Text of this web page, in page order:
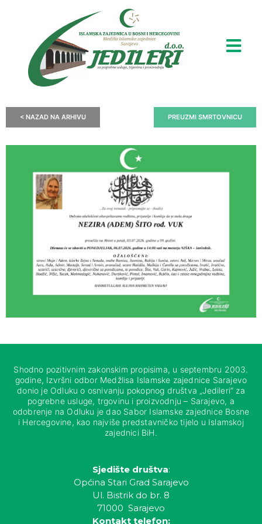
< NAZAD NA ARHIVU PREUZMI SMRTOVNICU
Shodno pozitivnim zakonskim propisima, u septembru 2003.
godine, Izvršni odbor Medžlisa Islamske zajednice Sarajevo
donio je Odluku o osnivanju pokopnog društva „Jedileri“ za
pogrebne usluge, trgovinu i proizvodnju – Sarajevo, a
odobrenje na Odluku je dao Sabor Islamske zajednice Bosne
i Hercegovine, kao najviše predstavničko tijelo u Islamskoj
zajednici BiH.
Sjedište društva:
Općina Stari Grad Sarajevo
Ul. Bistrik do br. 8
71000 Sarajevo
Kontakt telefon: